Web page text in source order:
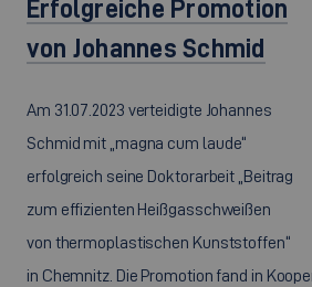
Erfolgreiche Promotion
von Johannes Schmid
Am 31.07.2023 verteidigte Johannes
Schmid mit „magna cum laude“
erfolgreich seine Doktorarbeit „Beitrag
zum effizienten Heißgasschweißen
von thermoplastischen Kunststoffen“
in Chemnitz. Die Promotion fand in